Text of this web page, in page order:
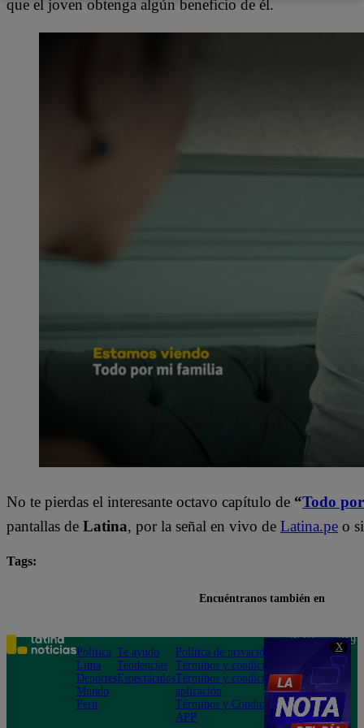
X
que el joven obtenga algún beneficio de él.
No te pierdas el interesante octavo capítulo de “Todo
pantallas de Latina, por la señal en vivo de Latina.pe o
Tags:
Encuéntranos también en
Política
Lima
Deportes
Mundo
Perú
Te ayudo
Tendencias
Espectáculos
Política de privacidad
Términos y condiciones
Términos y condiciones
aplicación
Términos y Condiciones
APP
Teléfono: 219
Av. San
Felipe 968
Jesús María